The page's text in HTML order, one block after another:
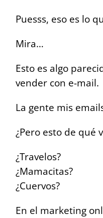
Puesss, eso es lo
Mira…
Esto es algo
vender con e-mail.
La gente mis
¿Pero esto de qué
¿Travelos?
¿Mamacitas?
¿Cuervos?
En el marketing